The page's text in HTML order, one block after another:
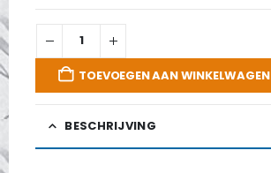
TOEVOEGEN AAN WINKELWAGEN
BESCHRIJVING